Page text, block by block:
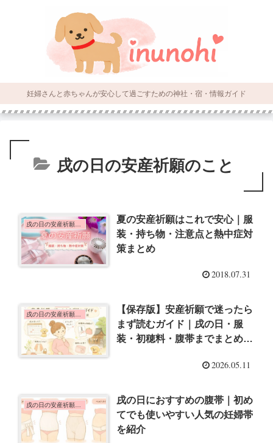
妊婦さんと赤ちゃんが安心して過ごすための神社・宿・情報ガイド
戌の日の安産祈願のこと
戌の日の安産祈願のこと
夏の安産祈願はこれで安心｜服
装・持ち物・注意点と熱中症対
策まとめ
2018.07.31
戌の日の安産祈願のこと
【保存版】安産祈願で迷ったら
まず読むガイド｜戌の日・服
装・初穂料・腹帯までまとめて
2026.05.11
戌の日の安産祈願のこと
戌の日におすすめの腹帯｜初め
てでも使いやすい人気の妊婦帯
を紹介